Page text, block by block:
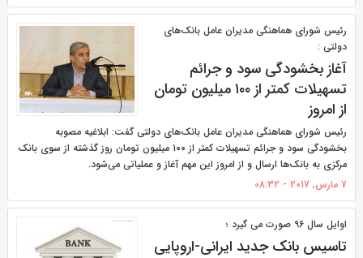
رئیس شورای هماهنگی مدیران عامل بانک‌های
دولتی :
آغاز بخشودگی سود و جرائم
تسهیلات کمتر از ۱۰۰ میلیون تومان
از امروز
رئیس شورای هماهنگی مدیران عامل بانک‌های دولتی گفت: ابلاغیه مصوبه
بخشودگی سود و جرائم تسهیلات کمتر از ۱۰۰ میلیون تومان روز گذشته از سوی بانک
مرکزی به بانک‌ها ارسال و از امروز این مهم آغاز و عملیاتی می‌شود.
7 مارس, 2017 - 08:32
اوایل سال 96 صورت می گیرد ؛
تاسیس بانک جدید ایرانی-اروپایی